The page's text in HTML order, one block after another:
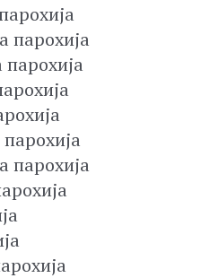
парохија
парохија
парохија